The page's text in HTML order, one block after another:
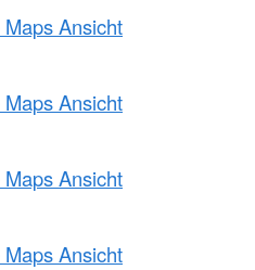
Ansicht
Ansicht
Ansicht
Ansicht